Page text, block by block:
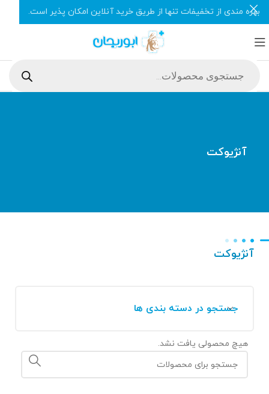
آنژیوکت
آنژیوکت
جستجو در دسته بندی ها
هیچ محصولی یافت نشد.
بهره مندی از تخفیفات تنها از طریق خرید آنلاین امکان پذیر است.